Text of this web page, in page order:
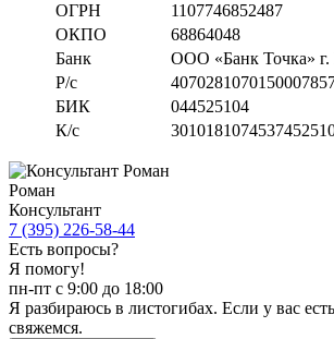
ОГРН
1107746852487
ОКПО
68864048
Банк
ООО «Банк Точка» г.
Р/с
БИК
044525104
К/с
Роман
Консультант
7 (395) 226-58-44
Есть вопросы?
Я помогу!
пн-пт с 9:00 до 18:00
Я разбираюсь в листогибах. Если у вас
свяжемся.